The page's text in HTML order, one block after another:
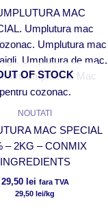
OF STOCK
NOUTATI
MAC SPECIAL
– 2KG – CONMIX
INGREDIENTS
29,50 lei fara TVA
29,50 lei/kg